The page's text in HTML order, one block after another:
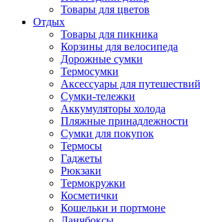
Товары для цветов
Отдых
Товары для пикника
Корзины для велосипеда
Дорожные сумки
Термосумки
Аксессуары для путешествий
Сумки-тележки
Аккумуляторы холода
Пляжные принадлежности
Сумки для покупок
Термосы
Гаджеты
Рюкзаки
Термокружки
Косметички
Кошельки и портмоне